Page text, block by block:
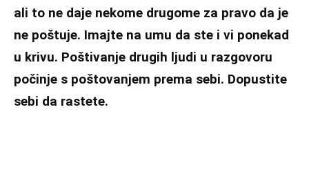
ali to ne daje nekome drugome za pravo da je
ne poštuje. Imajte na umu da ste i vi ponekad
u krivu. Poštivanje drugih ljudi u razgovoru
počinje s poštovanjem prema sebi. Dopustite
sebi da rastete.